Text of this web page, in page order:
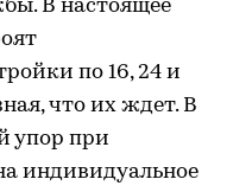
В настоящее
по 16, 24 и
что их ждет. В
упор при
индивидуальное